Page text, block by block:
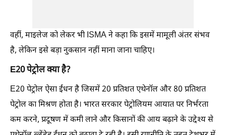
वहीं, माइलेज को लेकर भी ISMA ने कहा कि इसमें मामूली अंतर संभव
है, लेकिन इसे बड़ा नुकसान नहीं माना जाना चाहिए।
E20 पेट्रोल क्या है?
E20 पेट्रोल ऐसा ईंधन है जिसमें 20 प्रतिशत एथेनॉल और 80 प्रतिशत
पेट्रोल का मिश्रण होता है। भारत सरकार पेट्रोलियम आयात पर निर्भरता
कम करने, प्रदूषण में कमी लाने और किसानों की आय बढ़ाने के उद्देश्य से